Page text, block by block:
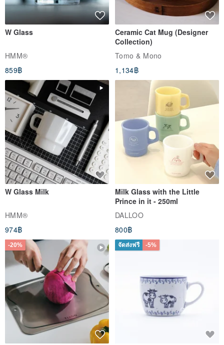
W Glass
HMM®
859฿
Ceramic Cat Mug (Designer
Collection)
Tomo & Mono
1,134฿
W Glass Milk
HMM®
974฿
Milk Glass with the Little
Prince in it - 250ml
DALLOO
800฿
-20% จัดส่งฟรี -5%